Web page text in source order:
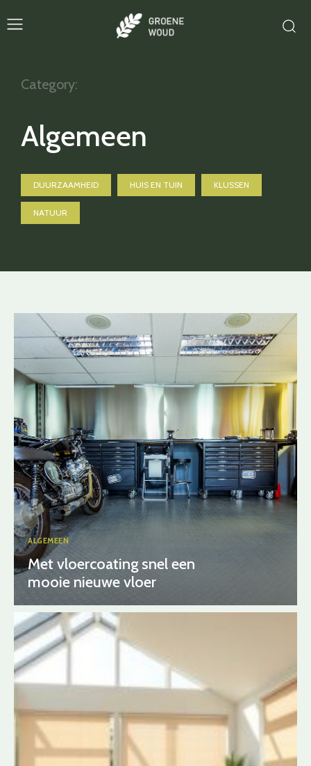
Category:
Algemeen
DUURZAAMHEID HUIS EN TUIN KLUSSEN
NATUUR
ALGEMEEN
Met vloercoating snel een
mooie nieuwe vloer